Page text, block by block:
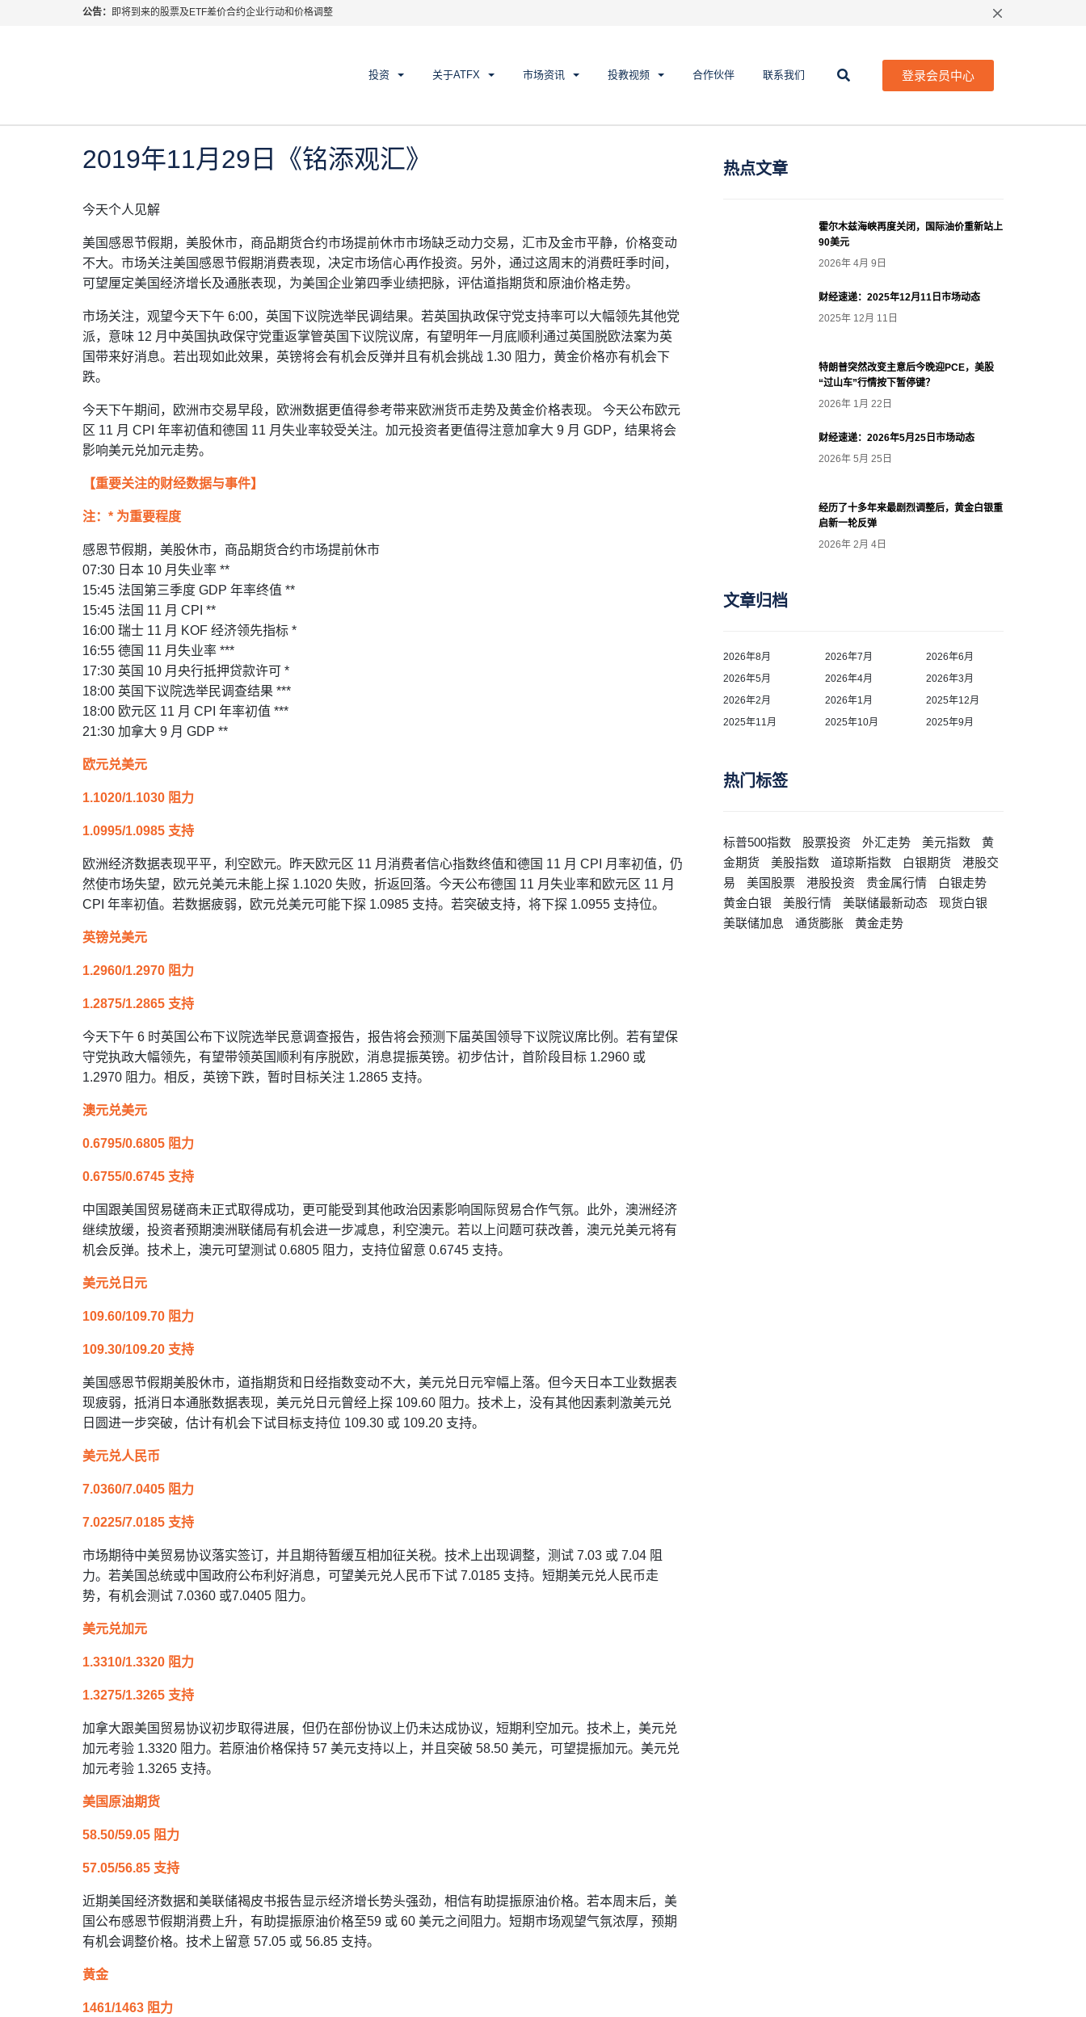
公告： 即将到来的股票及ETF差价合约企业行动和价格调整
投资 关于ATFX 市场资讯 投教视频 合作伙伴 联系我们 登录会员中心
2019年11月29日《铭添观汇》
今天个人见解
美国感恩节假期，美股休市，商品期货合约市场提前休市市场缺乏动力交易，汇市及金市平静，价格变动
不大。市场关注美国感恩节假期消费表现，决定市场信心再作投资。另外，通过这周末的消费旺季时间，
可望厘定美国经济增长及通胀表现，为美国企业第四季业绩把脉，评估道指期货和原油价格走势。
市场关注，观望今天下午 6:00，英国下议院选举民调结果。若英国执政保守党支持率可以大幅领先其他党
派，意味 12 月中英国执政保守党重返掌管英国下议院议席，有望明年一月底顺利通过英国脱欧法案为英
国带来好消息。若出现如此效果，英镑将会有机会反弹并且有机会挑战 1.30 阻力，黄金价格亦有机会下
跌。
今天下午期间，欧洲市交易早段，欧洲数据更值得参考带来欧洲货币走势及黄金价格表现。 今天公布欧元
区 11 月 CPI 年率初值和德国 11 月失业率较受关注。加元投资者更值得注意加拿大 9 月 GDP，结果将会
影响美元兑加元走势。
【重要关注的财经数据与事件】
注：* 为重要程度
感恩节假期，美股休市，商品期货合约市场提前休市
07:30 日本 10 月失业率 **
15:45 法国第三季度 GDP 年率终值 **
15:45 法国 11 月 CPI **
16:00 瑞士 11 月 KOF 经济领先指标 *
16:55 德国 11 月失业率 ***
17:30 英国 10 月央行抵押贷款许可 *
18:00 英国下议院选举民调查结果 ***
18:00 欧元区 11 月 CPI 年率初值 ***
21:30 加拿大 9 月 GDP **
欧元兑美元
1.1020/1.1030 阻力
1.0995/1.0985 支持
欧洲经济数据表现平平，利空欧元。昨天欧元区 11 月消费者信心指数终值和德国 11 月 CPI 月率初值，仍
然使市场失望，欧元兑美元未能上探 1.1020 失败，折返回落。今天公布德国 11 月失业率和欧元区 11 月
CPI 年率初值。若数据疲弱，欧元兑美元可能下探 1.0985 支持。若突破支持，将下探 1.0955 支持位。
英镑兑美元
1.2960/1.2970 阻力
1.2875/1.2865 支持
今天下午 6 时英国公布下议院选举民意调查报告，报告将会预测下届英国领导下议院议席比例。若有望保
守党执政大幅领先，有望带领英国顺利有序脱欧，消息提振英镑。初步估计，首阶段目标 1.2960 或
1.2970 阻力。相反，英镑下跌，暂时目标关注 1.2865 支持。
澳元兑美元
0.6795/0.6805 阻力
0.6755/0.6745 支持
中国跟美国贸易磋商未正式取得成功，更可能受到其他政治因素影响国际贸易合作气氛。此外，澳洲经济
继续放缓，投资者预期澳洲联储局有机会进一步减息，利空澳元。若以上问题可获改善，澳元兑美元将有
机会反弹。技术上，澳元可望测试 0.6805 阻力，支持位留意 0.6745 支持。
美元兑日元
109.60/109.70 阻力
109.30/109.20 支持
美国感恩节假期美股休市，道指期货和日经指数变动不大，美元兑日元窄幅上落。但今天日本工业数据表
现疲弱，抵消日本通胀数据表现，美元兑日元曾经上探 109.60 阻力。技术上，没有其他因素刺激美元兑
日圆进一步突破，估计有机会下试目标支持位 109.30 或 109.20 支持。
美元兑人民币
7.0360/7.0405 阻力
7.0225/7.0185 支持
市场期待中美贸易协议落实签订，并且期待暂缓互相加征关税。技术上出现调整，测试 7.03 或 7.04 阻
力。若美国总统或中国政府公布利好消息，可望美元兑人民币下试 7.0185 支持。短期美元兑人民币走
势，有机会测试 7.0360 或7.0405 阻力。
美元兑加元
1.3310/1.3320 阻力
1.3275/1.3265 支持
加拿大跟美国贸易协议初步取得进展，但仍在部份协议上仍未达成协议，短期利空加元。技术上，美元兑
加元考验 1.3320 阻力。若原油价格保持 57 美元支持以上，并且突破 58.50 美元，可望提振加元。美元兑
加元考验 1.3265 支持。
美国原油期货
58.50/59.05 阻力
57.05/56.85 支持
近期美国经济数据和美联储褐皮书报告显示经济增长势头强劲，相信有助提振原油价格。若本周末后，美
国公布感恩节假期消费上升，有助提振原油价格至59 或 60 美元之间阻力。短期巿场观望气氛浓厚，预期
有机会调整价格。技术上留意 57.05 或 56.85 支持。
黄金
1461/1463 阻力
热点文章
霍尔木兹海峡再度关闭，国际油价重新站上
90美元
2026年 4月 9日
财经速递：2025年12月11日市场动态
2025年 12月 11日
特朗普突然改变主意后今晚迎PCE，美股
“过山车”行情按下暂停键？
2026年 1月 22日
财经速递：2026年5月25日市场动态
2026年 5月 25日
经历了十多年来最剧烈调整后，黄金白银重
启新一轮反弹
2026年 2月 4日
文章归档
2026年8月 2026年7月
2026年6月
2026年5月
2026年4月
2026年3月
2026年2月
2026年1月
2025年12月
2025年11月
2025年10月 2025年9月
热门标签
标普500指数 股票投资 外汇走势 美元指数
黄
金期货
美股指数 道琼斯指数 白银期货
港股交
易
美国股票 港股投资 贵金属行情
白银走势
黄金白银
美股行情 美联储最新动态
现货白银
美联储加息
通货膨胀 黄金走势